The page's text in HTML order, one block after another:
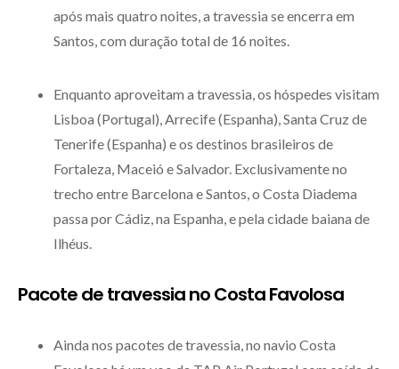
após mais quatro noites, a travessia se encerra em
Santos, com duração total de 16 noites.
Enquanto aproveitam a travessia, os hóspedes visitam
Lisboa (Portugal), Arrecife (Espanha), Santa Cruz de
Tenerife (Espanha) e os destinos brasileiros de
Fortaleza, Maceió e Salvador. Exclusivamente no
trecho entre Barcelona e Santos, o Costa Diadema
passa por Cádiz, na Espanha, e pela cidade baiana de
Ilhéus.
Pacote de travessia no Costa Favolosa
Ainda nos pacotes de travessia, no navio Costa